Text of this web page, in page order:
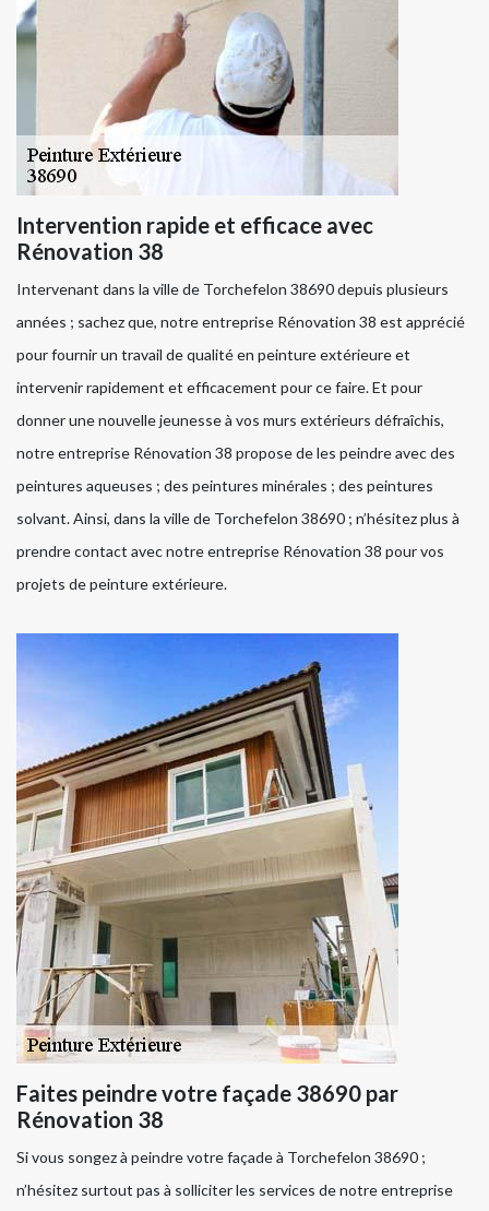
Intervention rapide et efficace avec
Rénovation 38
Intervenant dans la ville de Torchefelon 38690 depuis plusieurs
années ; sachez que, notre entreprise Rénovation 38 est apprécié
pour fournir un travail de qualité en peinture extérieure et
intervenir rapidement et efficacement pour ce faire. Et pour
donner une nouvelle jeunesse à vos murs extérieurs défraîchis,
notre entreprise Rénovation 38 propose de les peindre avec des
peintures aqueuses ; des peintures minérales ; des peintures
solvant. Ainsi, dans la ville de Torchefelon 38690 ; n’hésitez plus à
prendre contact avec notre entreprise Rénovation 38 pour vos
projets de peinture extérieure.
Faites peindre votre façade 38690 par
Rénovation 38
Si vous songez à peindre votre façade à Torchefelon 38690 ;
n’hésitez surtout pas à solliciter les services de notre entreprise